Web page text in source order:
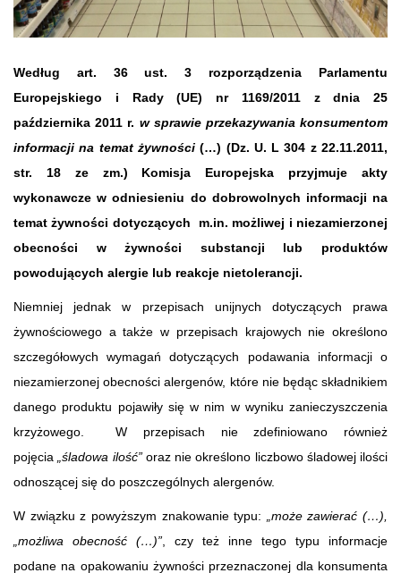
Według art. 36 ust. 3 rozporządzenia Parlamentu
Europejskiego i Rady (UE) nr 1169/2011 z dnia 25
października 2011 r. w sprawie przekazywania konsumentom
informacji na temat żywności(…) (Dz. U. L 304 z 22.11.2011,
str. 18 ze zm.) Komisja Europejska przyjmuje akty
wykonawcze w odniesieniu do dobrowolnych informacji na
temat żywności dotyczących m.in. możliwej i niezamierzonej
obecności w żywności substancji lub produktów
powodujących alergie lub reakcje nietolerancji.
Niemniej jednak w przepisach unijnych dotyczących prawa
żywnościowego a także w przepisach krajowych nie określono
szczegółowych wymagań dotyczących podawania informacji o
niezamierzonej obecności alergenów, które nie będąc składnikiem
danego produktu pojawiły się w nim w wyniku zanieczyszczenia
krzyżowego. W przepisach nie zdefiniowano również
pojęcia
„śladowa ilość”oraz nie określono liczbowo śladowej ilości
odnoszącej się do poszczególnych alergenów.
W związku z powyższym znakowanie typu:
„może zawierać (…),
„możliwa obecność (…)” , czy też inne tego typu informacje
podane na opakowaniu żywności przeznaczonej dla konsumenta